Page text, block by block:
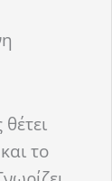
το